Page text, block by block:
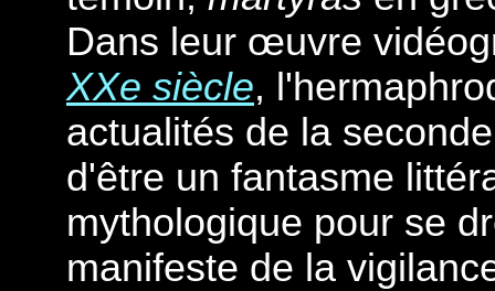
Dans leur œuvre
XXe siècle,
actualités de la
d'être un fantasme
mythologique pour se
manifeste de la